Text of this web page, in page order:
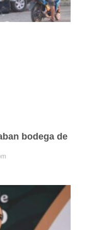
bodega de